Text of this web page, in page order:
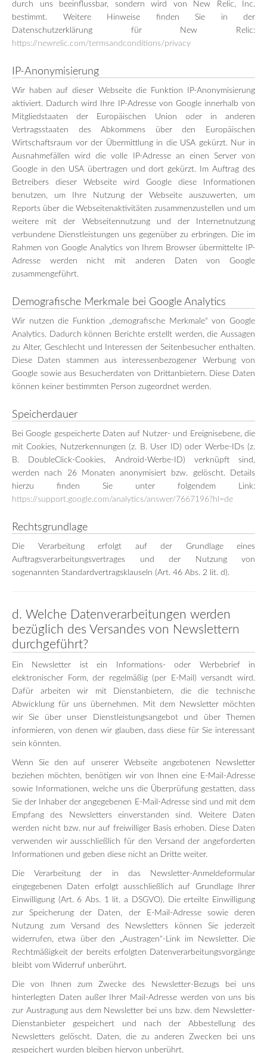
durch uns beeinflussbar, sondern wird von New Relic, Inc.
bestimmt. Weitere Hinweise finden Sie in der
Datenschutzerklärung für New Relic:
https://newrelic.com/termsandconditions/privacy
IP-Anonymisierung
Wir haben auf dieser Webseite die Funktion IP-Anonymisierung
aktiviert. Dadurch wird Ihre IP-Adresse von Google innerhalb von
Mitgliedstaaten der Europäischen Union oder in anderen
Vertragsstaaten des Abkommens über den Europäischen
Wirtschaftsraum vor der Übermittlung in die USA gekürzt. Nur in
Ausnahmefällen wird die volle IP-Adresse an einen Server von
Google in den USA übertragen und dort gekürzt. Im Auftrag des
Betreibers dieser Webseite wird Google diese Informationen
benutzen, um Ihre Nutzung der Webseite auszuwerten, um
Reports über die Webseitenaktivitäten zusammenzustellen und um
weitere mit der Webseitennutzung und der Internetnutzung
verbundene Dienstleistungen uns gegenüber zu erbringen. Die im
Rahmen von Google Analytics von Ihrem Browser übermittelte IP-
Adresse werden nicht mit anderen Daten von Google
zusammengeführt.
Demografische Merkmale bei Google Analytics
Wir nutzen die Funktion „demografische Merkmale“ von Google
Analytics. Dadurch können Berichte erstellt werden, die Aussagen
zu Alter, Geschlecht und Interessen der Seitenbesucher enthalten.
Diese Daten stammen aus interessenbezogener Werbung von
Google sowie aus Besucherdaten von Drittanbietern. Diese Daten
können keiner bestimmten Person zugeordnet werden.
Speicherdauer
Bei Google gespeicherte Daten auf Nutzer- und Ereignisebene, die
mit Cookies, Nutzerkennungen (z. B. User ID) oder Werbe-IDs (z.
B. DoubleClick-Cookies, Android-Werbe-ID) verknüpft sind,
werden nach 26 Monaten anonymisiert bzw. gelöscht. Details
hierzu finden Sie unter folgendem Link:
https://support.google.com/analytics/answer/7667196?hl=de
Rechtsgrundlage
Die Verarbeitung erfolgt auf der Grundlage eines
Auftragsverarbeitungsvertrages und der Nutzung von
sogenannten Standardvertragsklauseln (Art. 46 Abs. 2 lit. d).
d. Welche Datenverarbeitungen werden
bezüglich des Versandes von Newslettern
durchgeführt?
Ein Newsletter ist ein Informations- oder Werbebrief in
elektronischer Form, der regelmäßig (per E-Mail) versandt wird.
Dafür arbeiten wir mit Dienstanbietern, die die technische
Abwicklung für uns übernehmen. Mit dem Newsletter möchten
wir Sie über unser Dienstleistungsangebot und über Themen
informieren, von denen wir glauben, dass diese für Sie interessant
sein könnten.
Wenn Sie den auf unserer Webseite angebotenen Newsletter
beziehen möchten, benötigen wir von Ihnen eine E-Mail-Adresse
sowie Informationen, welche uns die Überprüfung gestatten, dass
Sie der Inhaber der angegebenen E-Mail-Adresse sind und mit dem
Empfang des Newsletters einverstanden sind. Weitere Daten
werden nicht bzw. nur auf freiwilliger Basis erhoben. Diese Daten
verwenden wir ausschließlich für den Versand der angeforderten
Informationen und geben diese nicht an Dritte weiter.
Die Verarbeitung der in das Newsletter-Anmeldeformular
eingegebenen Daten erfolgt ausschließlich auf Grundlage Ihrer
Einwilligung (Art. 6 Abs. 1 lit. a DSGVO). Die erteilte Einwilligung
zur Speicherung der Daten, der E-Mail-Adresse sowie deren
Nutzung zum Versand des Newsletters können Sie jederzeit
widerrufen, etwa über den „Austragen“-Link im Newsletter. Die
Rechtmäßigkeit der bereits erfolgten Datenverarbeitungsvorgänge
bleibt vom Widerruf unberührt.
Die von Ihnen zum Zwecke des Newsletter-Bezugs bei uns
hinterlegten Daten außer Ihrer Mail-Adresse werden von uns bis
zur Austragung aus dem Newsletter bei uns bzw. dem Newsletter-
Dienstanbieter gespeichert und nach der Abbestellung des
Newsletters gelöscht. Daten, die zu anderen Zwecken bei uns
gespeichert wurden bleiben hiervon unberührt.